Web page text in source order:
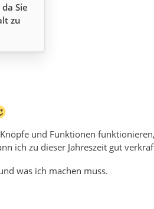
Sie
zu
und Funktionen
ich zu dieser Jahreszeit gut
was ich machen muss.